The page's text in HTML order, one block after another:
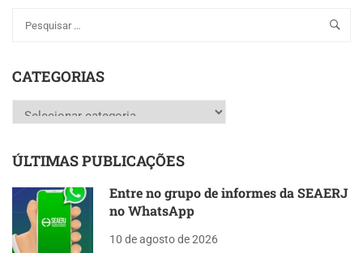
CATEGORIAS
Categorias
ÚLTIMAS PUBLICAÇÕES
Entre no grupo de informes da SEAERJ
no WhatsApp
10 de agosto de 2026